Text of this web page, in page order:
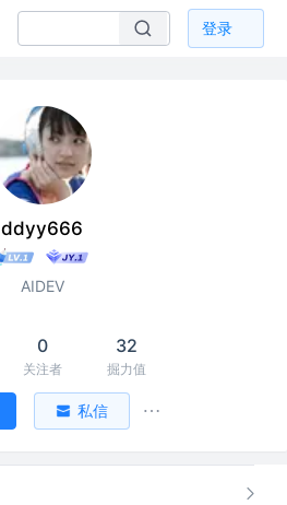
登录
ddyy666
AIDEV
0
关注者
32
掘力值
私信